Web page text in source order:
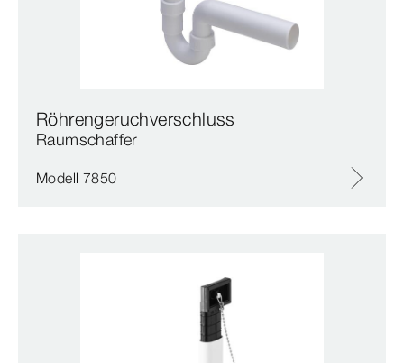
Röhrengeruchverschluss
Raumschaffer
Modell 7850